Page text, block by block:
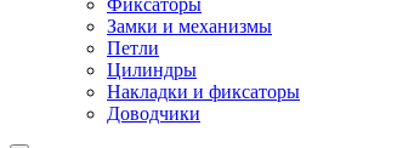
Замки и механизмы
Петли
Цилиндры
Накладки и фиксаторы
Доводчики